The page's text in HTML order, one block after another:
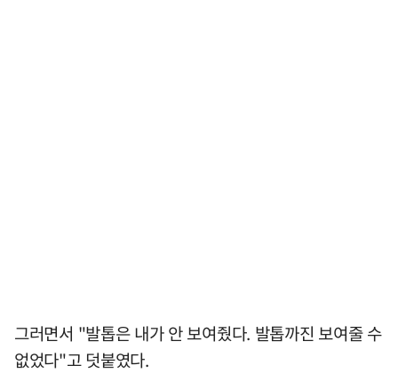
그러면서 "발톱은 내가 안 보여줬다. 발톱까진 보여줄 수
없었다"고 덧붙였다.